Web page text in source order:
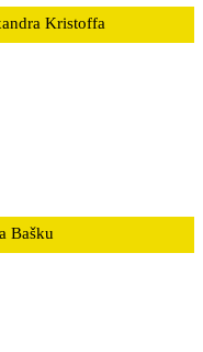
Kristoffa
Bašku